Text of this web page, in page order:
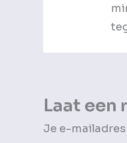
Laat een
Je e-